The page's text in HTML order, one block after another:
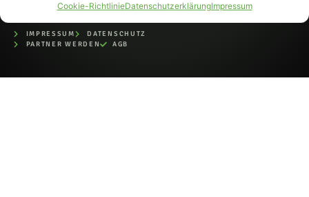
Cookie-RichtlinieDatenschutzerklärungImpressum
IMPRESSUM
DATENSCHUTZ
PARTNER WERDEN
AGB